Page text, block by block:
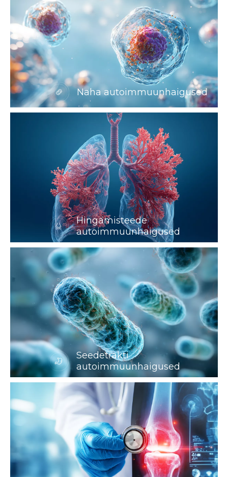
Naha autoimmuunhaigused
Hingamisteede
autoimmuunhaigused
Seedetrakti
autoimmuunhaigused